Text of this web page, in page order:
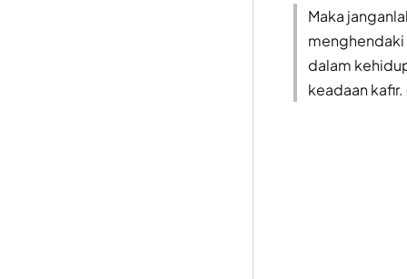
Maka
menghendaki
dalam
keadaan kafir.